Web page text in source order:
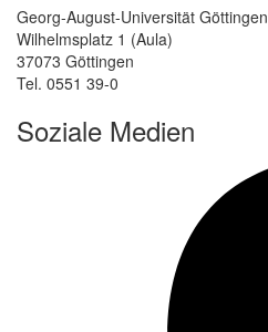
Georg-August-Universität Göttingen
Wilhelmsplatz 1 (Aula)
37073 Göttingen
Tel. 0551 39-0
Soziale Medien